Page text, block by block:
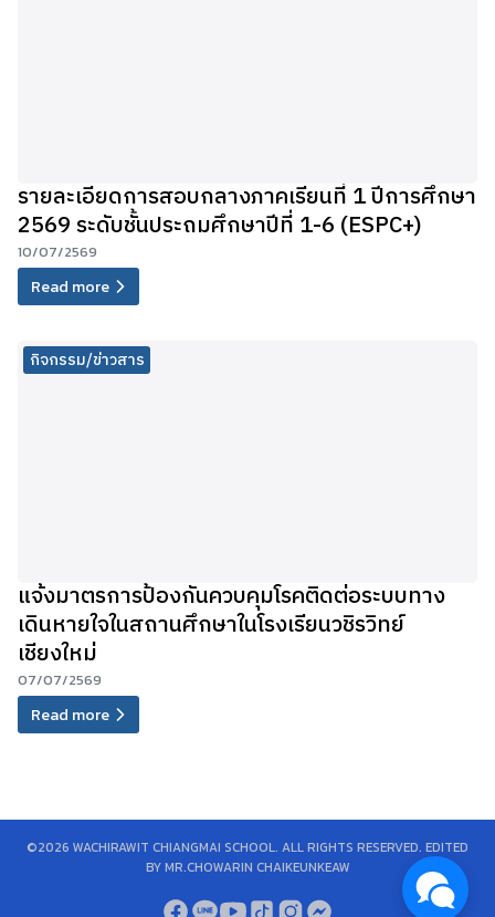
รายละเอียดการสอบกลางภาคเรียนที่ 1 ปีการศึกษา
2569 ระดับชั้นประถมศึกษาปีที่ 1-6 (ESPC+)
10/07/2569
Read more
กิจกรรม/ข่าวสาร
แจ้งมาตรการป้องกันควบคุมโรคติดต่อระบบทาง
เดินหายใจในสถานศึกษาในโรงเรียนวชิรวิทย์
เชียงใหม่
07/07/2569
Read more
©2026 WACHIRAWIT CHIANGMAI SCHOOL. ALL RIGHTS RESERVED. EDITED
BY MR.CHOWARIN CHAIKEUNKEAW